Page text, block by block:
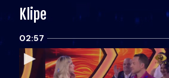
Klipe
02:57